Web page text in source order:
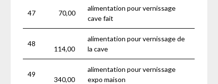
47 70,00
alimentation pour vernissage
cave fait
48
114,00
alimentation pour vernissage de
la cave
49
340,00
alimentation pour vernissage
expo maison